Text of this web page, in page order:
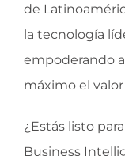
de
la tecnología
empoderando
máximo el
¿Estás listo
Business